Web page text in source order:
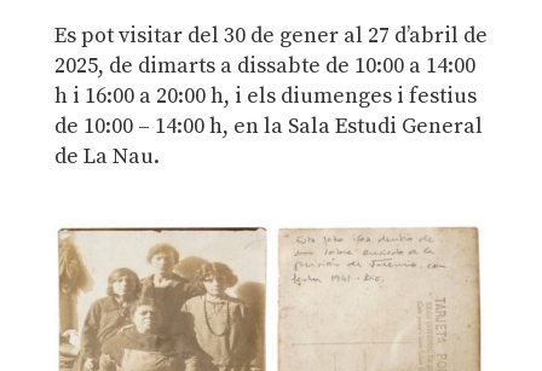
Es pot visitar del 30 de gener al 27 d’abril de
2025, de dimarts a dissabte de 10:00 a 14:00
h i 16:00 a 20:00 h, i els diumenges i festius
de 10:00 – 14:00 h, en la Sala Estudi General
de La Nau.